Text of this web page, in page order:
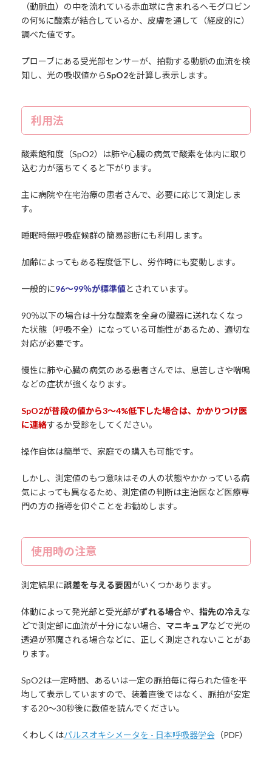
（動脈血）の中を流れている赤血球に含まれるヘモグロビン
の何%に酸素が結合しているか、皮膚を通して（経皮的に）
調べた値です。
プローブにある受光部センサーが、拍動する動脈の血流を検
知し、光の吸収値からSpO2を計算し表示します。
利用法
酸素飽和度（SpO2）は肺や心臓の病気で酸素を体内に取り
込む力が落ちてくると下がります。
主に病院や在宅治療の患者さんで、必要に応じて測定しま
す。
睡眠時無呼吸症候群の簡易診断にも利用します。
加齢によってもある程度低下し、労作時にも変動します。
一般的に96～99％が標準値とされています。
90％以下の場合は十分な酸素を全身の臓器に送れなくなっ
た状態（呼吸不全）になっている可能性があるため、適切な
対応が必要です。
慢性に肺や心臓の病気のある患者さんでは、息苦しさや喘鳴
などの症状が強くなります。
SpO2が普段の値から3～4%低下した場合は、かかりつけ医
に連絡するか受診をしてください。
操作自体は簡単で、家庭での購入も可能です。
しかし、測定値のもつ意味はその人の状態やかかっている病
気によっても異なるため、測定値の判断は主治医など医療専
門の方の指導を仰ぐことをお勧めします。
使用時の注意
測定結果に誤差を与える要因がいくつかあります。
体動によって発光部と受光部がずれる場合や、 指先の冷えな
どで測定部に血流が十分にない場合、 マニキュアなどで光の
透過が邪魔される場合などに、正しく測定されないことがあ
ります。
SpO2は一定時間、あるいは一定の脈拍毎に得られた値を平
均して表示していますので、装着直後ではなく、脈拍が安定
する20～30秒後に数値を読んでください。
くわしくはパルスオキシメータを - 日本呼吸器学会（PDF）